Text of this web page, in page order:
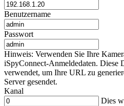
Benutzername
Passwort
Hinweis: Verwenden Sie Ihre
iSpyConnect-Anmeldedaten. Diese
verwendet, um Ihre URL zu
Server gesendet.
Kanal
Dies